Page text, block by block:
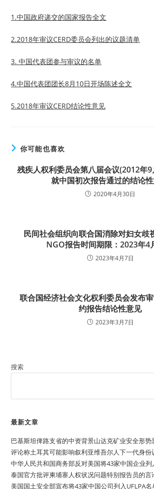
1.中国政府递交的国家报告全文
2.2018年审议CERD委员会列出的议题清单
3. 中国代表团参与审议的名单
4.中国代表团团长8月10日开场陈述全文
5.2018年审议CERD结论性意见
你可能也喜欢
残疾人权利委员会第八届会议(2012年
就中国初次报告通过的结论
2020年4月30日
民间社会组织向联合国消除对妇女歧
NGO报告时间期限：2023年4
2023年4月7日
联合国经济社会文化权利委员会发布
约报告结论性意见
2023年3月7日
搜索
最新文章
巴基斯坦俾路支省的中资背景山达克矿业安全形势
评论称土耳其可能影响叙利亚维吾尔人下一代身份
中华人民共和国商务部反对美国将43家中国企业列
泰国官方批评柬埔寨人权状况问题特别报告员的言
美国国土安全部宣布将43家中国公司列入UFLPA名